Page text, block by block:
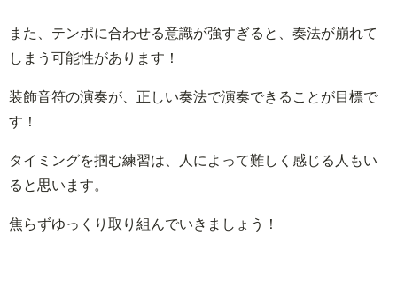
また、テンポに合わせる意識が強すぎると、奏法が崩れて
しまう可能性があります！
装飾音符の演奏が、正しい奏法で演奏できることが目標で
す！
タイミングを掴む練習は、人によって難しく感じる人もい
ると思います。
焦らずゆっくり取り組んでいきましょう！